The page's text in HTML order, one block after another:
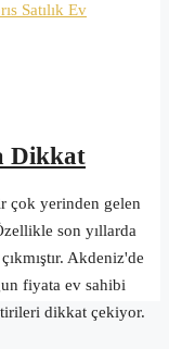
Satılık Ev
Dikkat
çok yerinden gelen
son yıllarda
Akdeniz'de
fiyata ev sahibi
dikkat çekiyor.